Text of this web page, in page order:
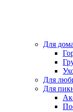
Для
Для
Для